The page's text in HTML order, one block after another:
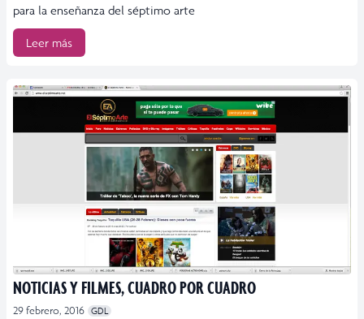
para la enseñanza del séptimo arte
Leer más
NOTICIAS Y FILMES, CUADRO POR CUADRO
29 febrero, 2016 GDL